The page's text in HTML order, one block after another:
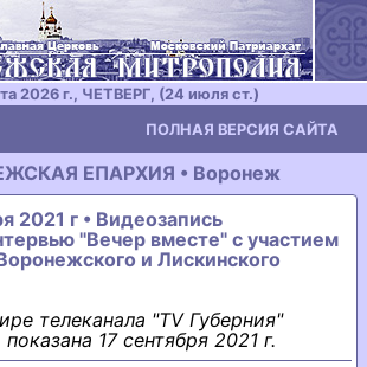
2026 г., ЧЕТВЕРГ, (24 июля ст.)
ПОЛНАЯ ВЕРСИЯ САЙТА
ЕПАРХИЯ • Воронеж
2021 г • Видеозапись
"Вечер вместе" с участием
и Лискинского
телеканала "TV Губерния"
17 сентября 2021 г.